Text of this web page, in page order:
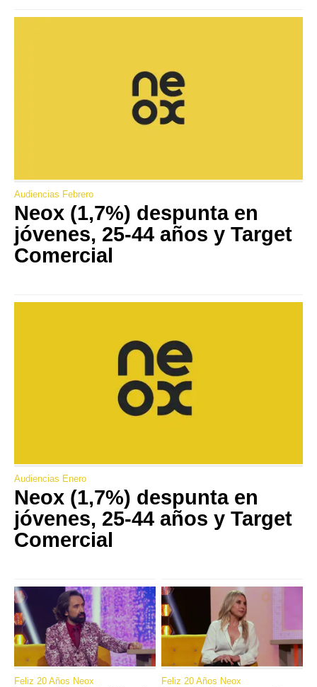
Audiencias Febrero
Neox (1,7%) despunta en
jóvenes, 25-44 años y Target
Comercial
Audiencias Enero
Neox (1,7%) despunta en
jóvenes, 25-44 años y Target
Comercial
Feliz 20 Años Neox Feliz 20 Años Neox